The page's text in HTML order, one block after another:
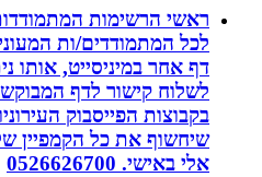
ראשי הרשימות המתמודדות
לכל המתמודדים/ות
דף אחר במיניסייט, אותו
לשלוח קישור לדף המבוקש.
בקבוצות הפייסבוק העירוניות.
אלי באישי. 0526626700